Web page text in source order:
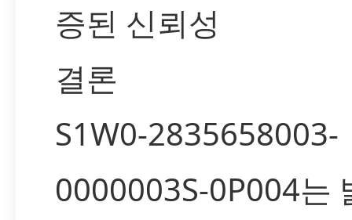
증된 신뢰성
결론
S1W0-2835658003-
0000003S-0P004는